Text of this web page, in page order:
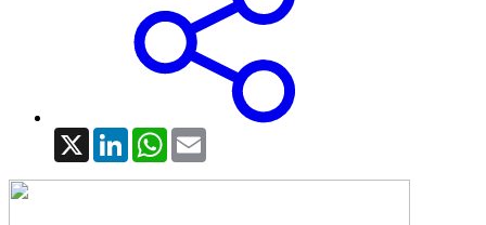
X LinkedInWhatsApp